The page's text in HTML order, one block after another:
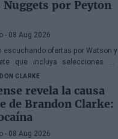
por Peyton
- 08 Aug 2026
escuchando ofertas por Watson y
que incluya selecciones de
talentos o una combinación
CLARKE
revela la causa
de Brandon Clarke:
- 08 Aug 2026